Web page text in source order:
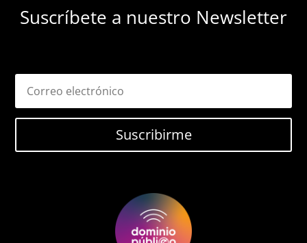
Suscríbete a nuestro Newsletter
Suscribirme